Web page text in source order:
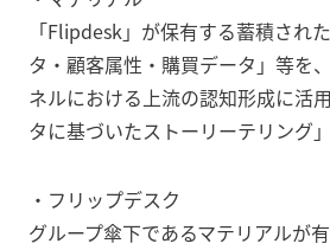
「Flipdesk」が保有する蓄積され
タ・顧客属性・購買データ」等を
ネルにおける上流の認知形成に活
タに基づいたストーリーテリング
・フリップデスク
グループ傘下であるマテリアルが